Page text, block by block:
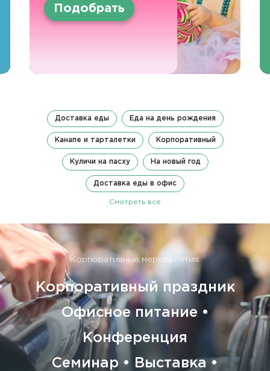
Подобрать
Доставка еды Еда на день рождения
Канапе и тарталетки Корпоративный
Куличи на пасху На новый год
Доставка еды в офис
Смотреть все
Корпоративные мероприятия:
Корпоративный праздник
Офисное питание •
Конференция
Семинар • Выставка •